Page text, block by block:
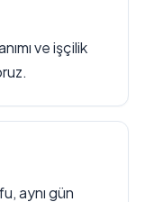
ve işçilik
aynı gün